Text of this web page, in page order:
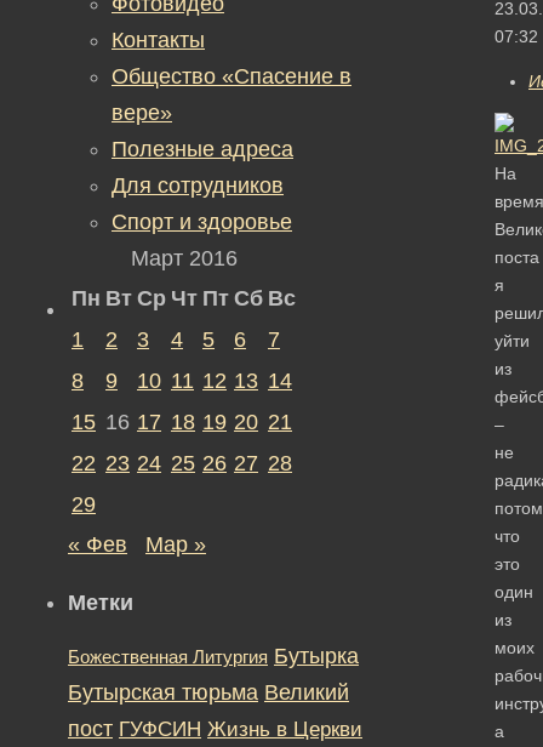
07:32
На
время
поста
я
уйти
из
–
не
что
это
один
из
моих
а
Контакты
Общество «Спасение в
вере»
Полезные адреса
Для сотрудников
Спорт и здоровье
Март 2016
Пн Вт Ср Чт Пт Сб Вс
1
2 3 4 5 6
7
8
9 10 11 12 13 14
15 16 17 18 19 20 21
22 23 24 25 26 27 28
29
« Фев
Мар »
Метки
Божественная Литургия Бутырка
Бутырская тюрьма Великий
пост ГУФСИН Жизнь в Церкви